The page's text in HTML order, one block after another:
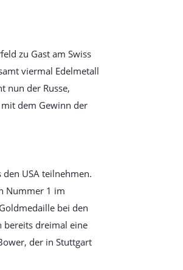
zu Gast am Swiss
viermal Edelmetall
nun der Russe,
dem Gewinn der
USA teilnehmen.
Nummer 1 im
bei den
bereits dreimal eine
der in Stuttgart